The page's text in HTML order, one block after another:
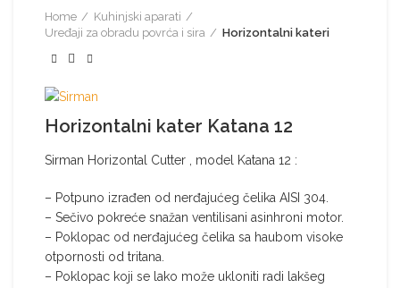
Home
Kuhinjski aparati
Uređaji za obradu povrća i sira
Horizontalni kateri
Horizontalni kater Katana 12
Sirman Horizontal Cutter , model Katana 12 :
– Potpuno izrađen od nerđajućeg čelika AISI 304.
– Sečivo pokreće snažan ventilisani asinhroni motor.
– Poklopac od nerđajućeg čelika sa haubom visoke
otpornosti od tritana.
– Poklopac koji se lako može ukloniti radi lakšeg